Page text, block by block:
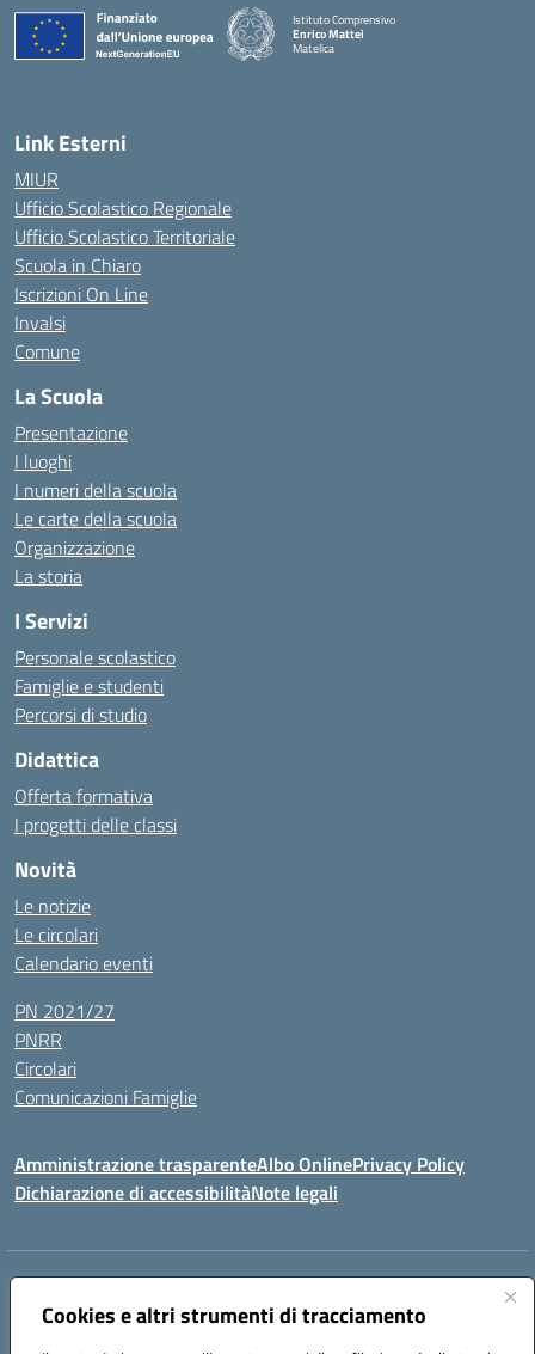
Cookies e altri strumenti di tracciamento
Istituto Comprensivo
Enrico Mattei
Matelica
Link Esterni
MIUR
Ufficio Scolastico Regionale
Ufficio Scolastico Territoriale
Scuola in Chiaro
Iscrizioni On Line
Invalsi
Comune
La Scuola
Presentazione
I luoghi
I numeri della scuola
Le carte della scuola
Organizzazione
La storia
I Servizi
Personale scolastico
Famiglie e studenti
Percorsi di studio
Didattica
Offerta formativa
I progetti delle classi
Novità
Le notizie
Le circolari
Calendario eventi
PN 2021/27
PNRR
Circolari
Comunicazioni Famiglie
Amministrazione trasparenteAlbo OnlinePrivacy Policy
Dichiarazione di accessibilitàNote legali
Indirizzo:
Centralino:(+39) 0737787634 Email:mcic80700n@istruzione.it